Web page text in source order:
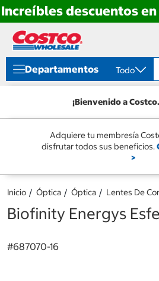
Increíbles descuentos
directo
contenido
directo
menú
navegación
Departamentos Todo
¡Bienvenido a
Adquiere tu membresía
disfrutar todos sus beneficios.
>
Inicio Óptica Óptica Lentes De
Biofinity Energys
#687070-16